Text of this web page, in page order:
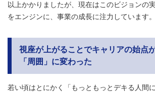
以上かかりましたが、現在はこのビジョンの
をエンジンに、事業の成長に注力しています。
視座が上がることでキャリアの始点
「周囲」に変わった
若い頃はとにかく「もっともっとデキる人間